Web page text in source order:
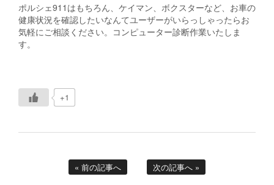
ポルシェ911はもちろん、ケイマン、ボクスターなど、お車の
健康状況を確認したいなんてユーザーがいらっしゃったらお
気軽にご相談ください。コンピューター診断作業いたしま
す。
+1
« 前の記事へ 次の記事へ »